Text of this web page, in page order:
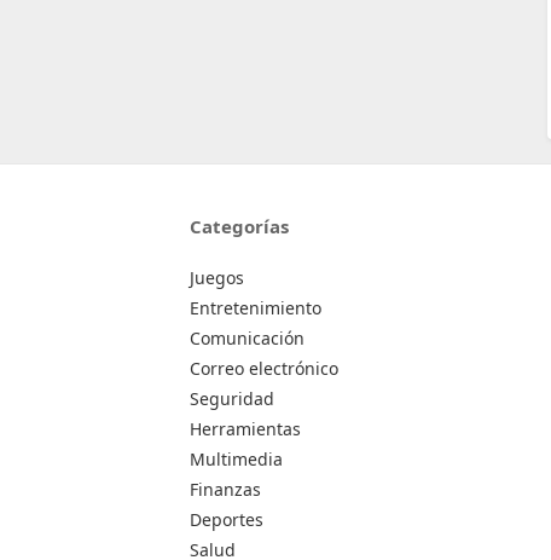
Categorías
Juegos
Entretenimiento
Comunicación
Correo electrónico
Seguridad
Herramientas
Multimedia
Finanzas
Deportes
Salud